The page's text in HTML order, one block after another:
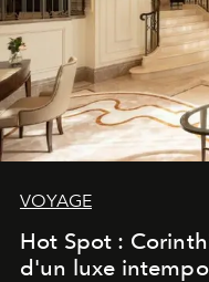
VOYAGE
Hot Spot :
d'un luxe